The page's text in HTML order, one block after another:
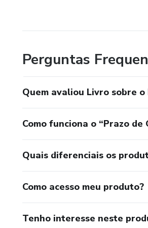
Perguntas
Quem avaliou Livro sobre
Como funciona o “Prazo de
Quais diferenciais os
Como acesso meu produto?
Tenho interesse neste